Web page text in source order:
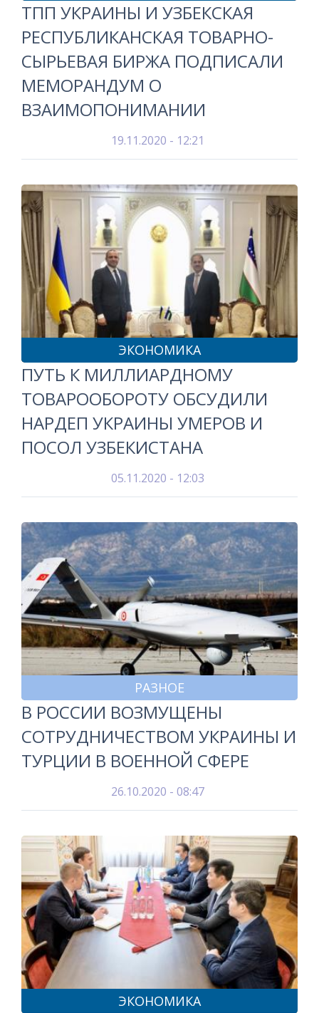
ТПП УКРАИНЫ И УЗБЕКСКАЯ
РЕСПУБЛИКАНСКАЯ ТОВАРНО-
СЫРЬЕВАЯ БИРЖА ПОДПИСАЛИ
МЕМОРАНДУМ О
ВЗАИМОПОНИМАНИИ
19.11.2020 - 12:21
ЭКОНОМИКА
ПУТЬ К МИЛЛИАРДНОМУ
ТОВАРООБОРОТУ ОБСУДИЛИ
НАРДЕП УКРАИНЫ УМЕРОВ И
ПОСОЛ УЗБЕКИСТАНА
05.11.2020 - 12:03
РАЗНОЕ
В РОССИИ ВОЗМУЩЕНЫ
СОТРУДНИЧЕСТВОМ УКРАИНЫ И
ТУРЦИИ В ВОЕННОЙ СФЕРЕ
26.10.2020 - 08:47
ЭКОНОМИКА